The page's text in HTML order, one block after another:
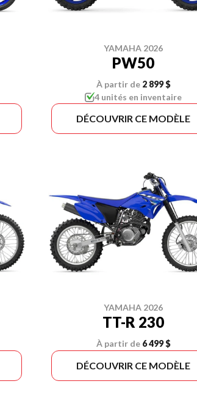
YAMAHA 2026
PW50
À partir de 2 899 $
4 unités en inventaire
DÉCOUVRIR CE MODÈLE
YAMAHA 2026
TT-R 230
À partir de 6 499 $
DÉCOUVRIR CE MODÈLE